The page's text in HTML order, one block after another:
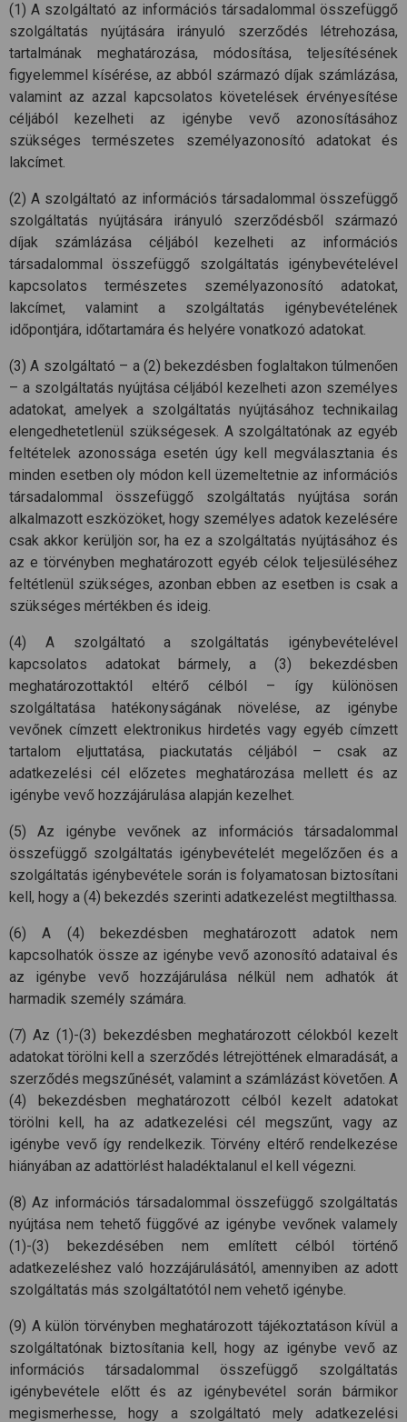
(1) A szolgáltató az információs társadalommal összefüggő
szolgáltatás nyújtására irányuló szerződés létrehozása,
tartalmának meghatározása, módosítása, teljesítésének
figyelemmel kísérése, az abból származó díjak számlázása,
valamint az azzal kapcsolatos követelések érvényesítése
céljából kezelheti az igénybe vevő azonosításához
szükséges természetes személyazonosító adatokat és
lakcímet.
(2) A szolgáltató az információs társadalommal összefüggő
szolgáltatás nyújtására irányuló szerződésből származó
díjak számlázása céljából kezelheti az információs
társadalommal összefüggő szolgáltatás igénybevételével
kapcsolatos természetes személyazonosító adatokat,
lakcímet, valamint a szolgáltatás igénybevételének
időpontjára, időtartamára és helyére vonatkozó adatokat.
(3) A szolgáltató – a (2) bekezdésben foglaltakon túlmenően
– a szolgáltatás nyújtása céljából kezelheti azon személyes
adatokat, amelyek a szolgáltatás nyújtásához technikailag
elengedhetetlenül szükségesek. A szolgáltatónak az egyéb
feltételek azonossága esetén úgy kell megválasztania és
minden esetben oly módon kell üzemeltetnie az információs
társadalommal összefüggő szolgáltatás nyújtása során
alkalmazott eszközöket, hogy személyes adatok kezelésére
csak akkor kerüljön sor, ha ez a szolgáltatás nyújtásához és
az e törvényben meghatározott egyéb célok teljesüléséhez
feltétlenül szükséges, azonban ebben az esetben is csak a
szükséges mértékben és ideig.
(4) A szolgáltató a szolgáltatás igénybevételével
kapcsolatos adatokat bármely, a (3) bekezdésben
meghatározottaktól eltérő célból – így különösen
szolgáltatása hatékonyságának növelése, az igénybe
vevőnek címzett elektronikus hirdetés vagy egyéb címzett
tartalom eljuttatása, piackutatás céljából – csak az
adatkezelési cél előzetes meghatározása mellett és az
igénybe vevő hozzájárulása alapján kezelhet.
(5) Az igénybe vevőnek az információs társadalommal
összefüggő szolgáltatás igénybevételét megelőzően és a
szolgáltatás igénybevétele során is folyamatosan biztosítani
kell, hogy a (4) bekezdés szerinti adatkezelést megtilthassa.
(6) A (4) bekezdésben meghatározott adatok nem
kapcsolhatók össze az igénybe vevő azonosító adataival és
az igénybe vevő hozzájárulása nélkül nem adhatók át
harmadik személy számára.
(7) Az (1)-(3) bekezdésben meghatározott célokból kezelt
adatokat törölni kell a szerződés létrejöttének elmaradását, a
szerződés megszűnését, valamint a számlázást követően. A
(4) bekezdésben meghatározott célból kezelt adatokat
törölni kell, ha az adatkezelési cél megszűnt, vagy az
igénybe vevő így rendelkezik. Törvény eltérő rendelkezése
hiányában az adattörlést haladéktalanul el kell végezni.
(8) Az információs társadalommal összefüggő szolgáltatás
nyújtása nem tehető függővé az igénybe vevőnek valamely
(1)-(3) bekezdésében nem említett célból történő
adatkezeléshez való hozzájárulásától, amennyiben az adott
szolgáltatás más szolgáltatótól nem vehető igénybe.
(9) A külön törvényben meghatározott tájékoztatáson kívül a
szolgáltatónak biztosítania kell, hogy az igénybe vevő az
információs társadalommal összefüggő szolgáltatás
igénybevétele előtt és az igénybevétel során bármikor
megismerhesse, hogy a szolgáltató mely adatkezelési